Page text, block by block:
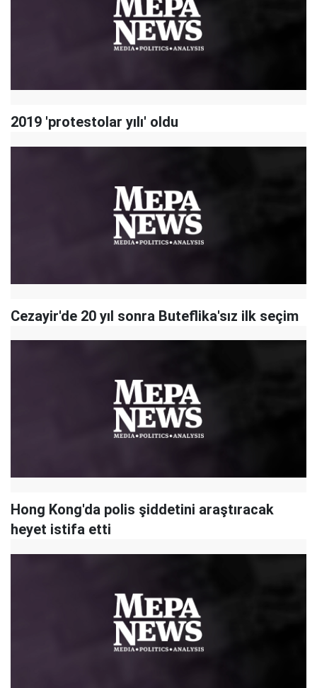
2019 'protestolar yılı' oldu
Cezayir'de 20 yıl sonra Buteflika'sız ilk seçim
Hong Kong'da polis şiddetini araştıracak
heyet istifa etti